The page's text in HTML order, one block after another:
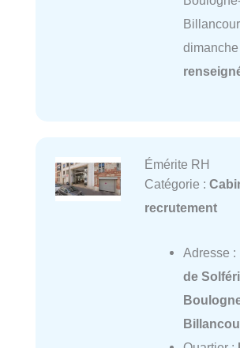
dimanche
Émérite RH
Catégorie :
recrutement
Adresse :
de